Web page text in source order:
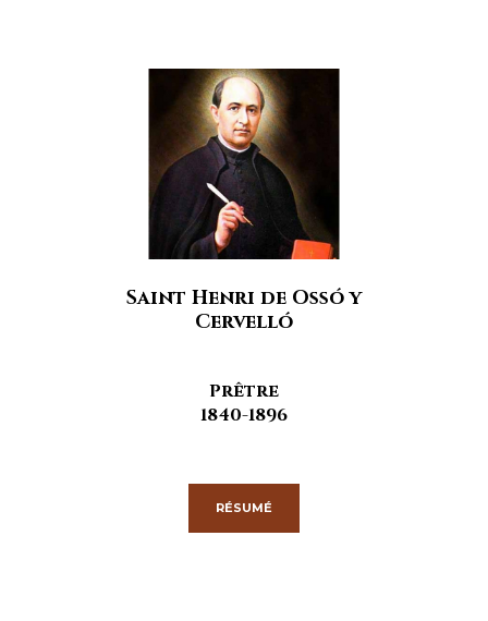
Saint Henri de Ossó y
Cervelló
Prêtre
1840-1896
RÉSUMÉ